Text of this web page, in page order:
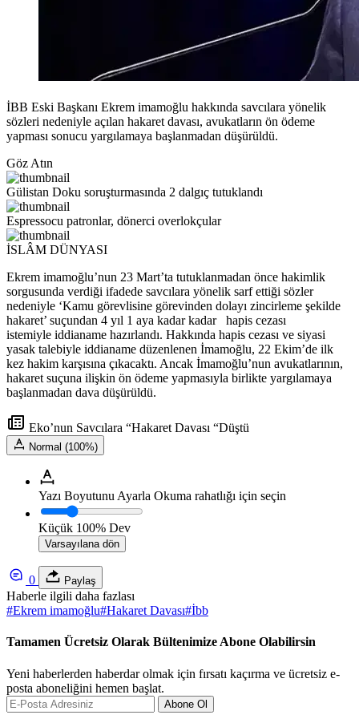
İBB Eski Başkanı Ekrem imamoğlu hakkında savcılara yönelik
sözleri nedeniyle açılan hakaret davası, avukatların ön ödeme
yapması sonucu yargılamaya başlanmadan düşürüldü.
Göz Atın
Gülistan Doku soruşturmasında 2 dalgıç tutuklandı
Espressocu patronlar, dönerci overlokçular
İSLÂM DÜNYASI
Ekrem imamoğlu’nun 23 Mart’ta tutuklanmadan önce hakimlik
sorgusunda verdiği ifadede savcılara yönelik sarf ettiği sözler
nedeniyle ‘Kamu görevlisine görevinden dolayı zincirleme şekilde
hakaret’ suçundan 4 yıl 1 aya kadar kadar hapis cezası
istemiyle iddianame hazırlandı. Hakkında hapis cezası ve siyasi
yasak talebiyle iddianame düzenlenen İmamoğlu, 22 Ekim’de ilk
kez hakim karşısına çıkacaktı. Ancak İmamoğlu’nun avukatlarının,
hakaret suçuna ilişkin ön ödeme yapmasıyla birlikte yargılamaya
başlanmadan dava düşürüldü.
Eko’nun Savcılara “Hakaret Davası “Düştü
Normal (100%)
Yazı Boyutunu Ayarla Okuma rahatlığı için seçin
Küçük 100% Dev
Varsayılana dön
0 Paylaş
Haberle ilgili daha fazlası
#Ekrem imamoğlu#Hakaret Davası#İbb
Tamamen Ücretsiz Olarak Bültenimize Abone Olabilirsin
Yeni haberlerden haberdar olmak için fırsatı kaçırma ve ücretsiz e-
posta aboneliğini hemen başlat.
Abone Ol